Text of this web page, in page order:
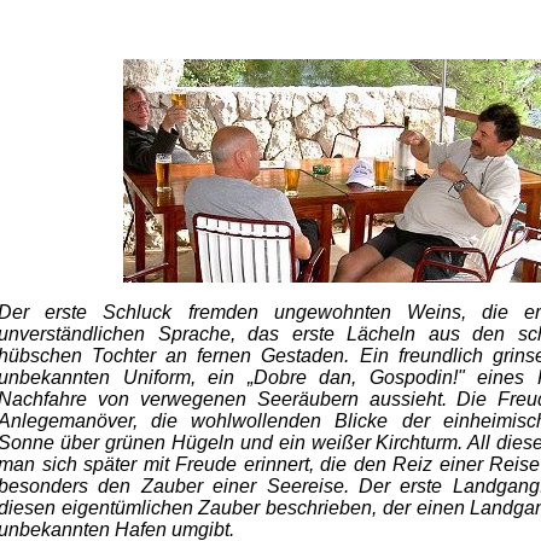
erste Schluck fremden ungewohnten Weins, die
Sprache, das erste Lächeln aus den
Tochter an fernen Gestaden. Ein freundlich
Uniform, ein „Dobre dan, Gospodin!"
von verwegenen Seeräubern aussieht. Die
die wohlwollenden Blicke der
über grünen Hügeln und ein weißer Kirchturm. All
sich später mit Freude erinnert, die den Reiz einer
den Zauber einer Seereise. Der erste
eigentümlichen Zauber beschrieben, der einen
Hafen umgibt.